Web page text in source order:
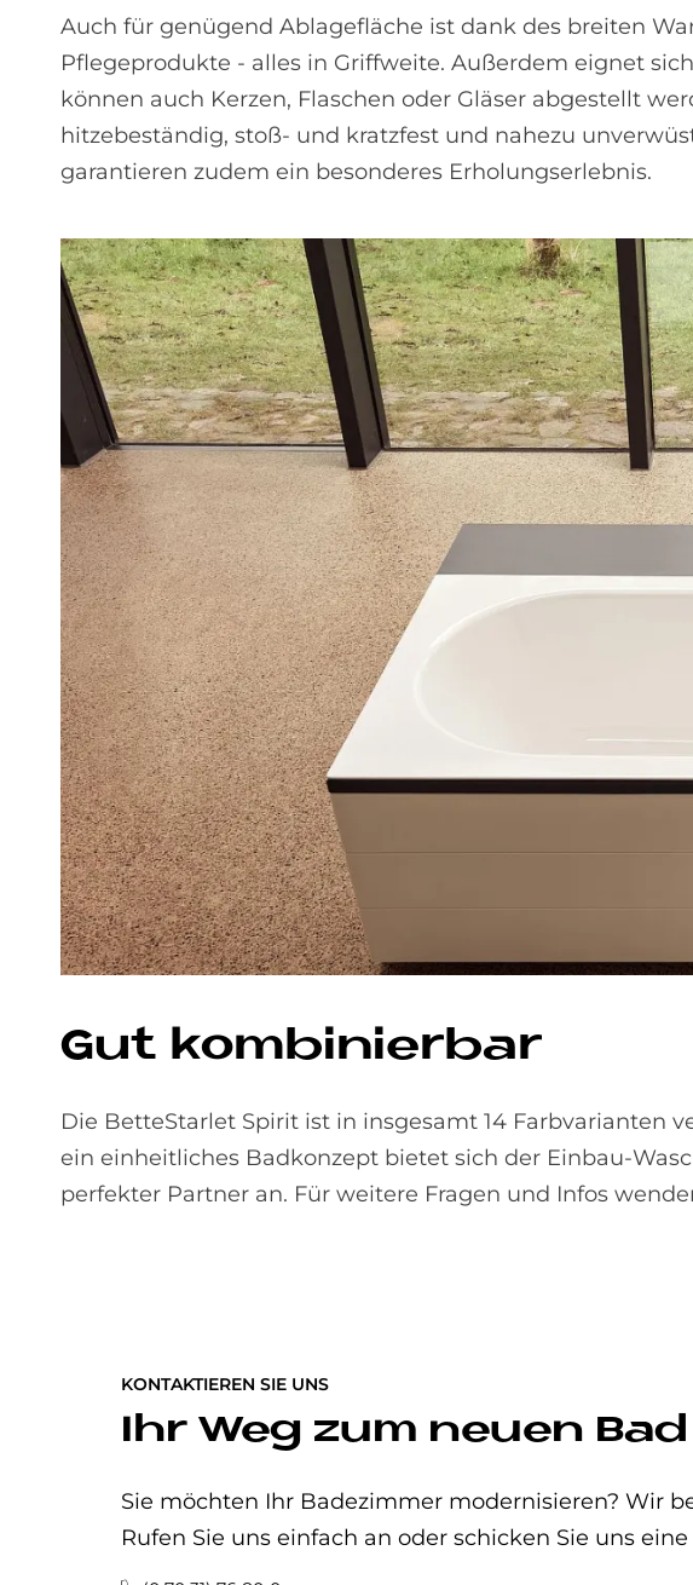
Auch für genügend Ablagefläche ist dank des breiten
Pflegeprodukte - alles in Griffweite. Außerdem eignet
können auch Kerzen, Flaschen oder Gläser abgestellt
hitzebeständig, stoß- und kratzfest und nahezu
garantieren zudem ein besonderes Erholungserlebnis.
Gut kom­bi­nier­bar
Die BetteStarlet Spirit ist in insgesamt 14 Farbvarianten
ein einheitliches Badkonzept bietet sich der Einbau-
perfekter Partner an. Für weitere Fragen und Infos
KONTAKTIEREN SIE UNS
Ihr Weg zum neuen Bad
Sie möchten Ihr Badezimmer modernisieren? Wir
Rufen Sie uns einfach an oder schicken Sie uns